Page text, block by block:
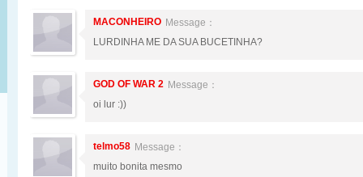
MACONHEIRO Message：
LURDINHA ME DA SUA BUCETINHA?
GOD OF WAR 2 Message：
oi lur :))
telmo58 Message：
muito bonita mesmo